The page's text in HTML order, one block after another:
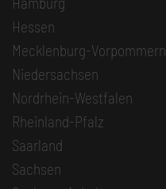
Hessen
Mecklenburg-Vorpommern
Niedersachsen
Nordrhein-Westfalen
Rheinland-Pfalz
Saarland
Sachsen